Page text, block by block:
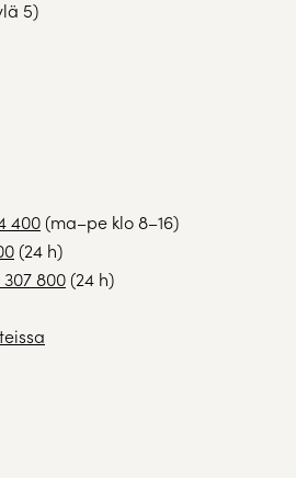
5)
400(ma–pe klo 8–16)
(24 h)
800(24 h)